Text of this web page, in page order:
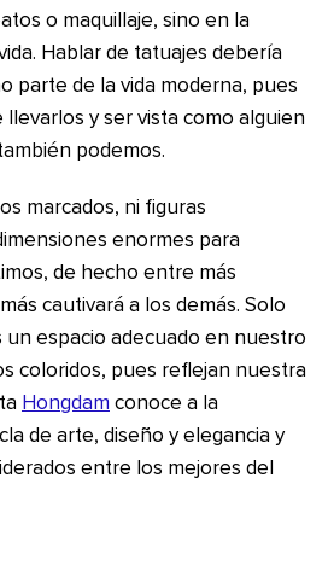
o maquillaje, sino en la
Hablar de tatuajes debería
parte de la vida moderna, pues
y ser vista como alguien
podemos.
marcados, ni figuras
enormes para
de hecho entre más
cautivará a los demás. Solo
un espacio adecuado en nuestro
coloridos, pues reflejan nuestra
Hongdam conoce a la
de arte, diseño y elegancia y
entre los mejores del